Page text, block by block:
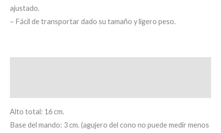
ajustado.
– Fácil de transportar dado su tamaño y ligero peso.
Alto total: 16 cm.
Base del mando: 3 cm. (agujero del cono no puede medir menos